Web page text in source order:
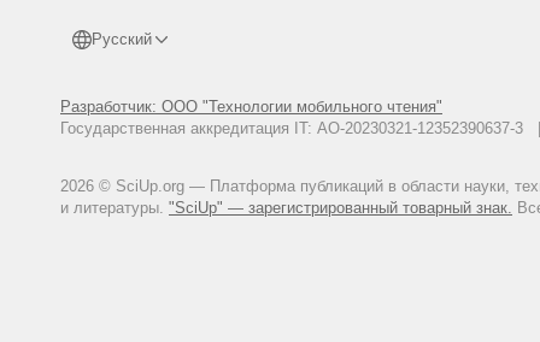
328 с.
Русский
Разработчик: ООО "Технологии мобильного чтения"
Государственная аккредитация IT: АО-20230321-
2026 © SciUp.org — Платформа публикаций в области науки,
и литературы. "SciUp" — зарегистрированный товарный знак.